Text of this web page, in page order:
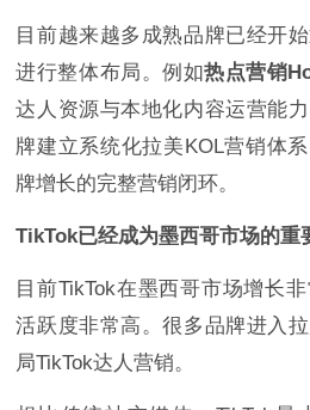
目前越来越多成熟品牌已经开
进行整体布局。例如热点营销
达人资源与本地化内容运营能
牌建立系统化拉美KOL营销体
牌增长的完整营销闭环。
TikTok已经成为墨西哥市场的重
目前TikTok在墨西哥市场增长
活跃度非常高。很多品牌进入
局TikTok达人营销。